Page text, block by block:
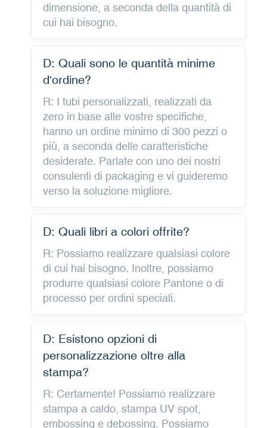
dimensione, a seconda della quantità di
cui hai bisogno.
D: Quali sono le quantità minime
d'ordine?
R: I tubi personalizzati, realizzati da
zero in base alle vostre specifiche,
hanno un ordine minimo di 300 pezzi o
più, a seconda delle caratteristiche
desiderate. Parlate con uno dei nostri
consulenti di packaging e vi guideremo
verso la soluzione migliore.
D: Quali libri a colori offrite?
R: Possiamo realizzare qualsiasi colore
di cui hai bisogno. Inoltre, possiamo
produrre qualsiasi colore Pantone o di
processo per ordini speciali.
D: Esistono opzioni di
personalizzazione oltre alla
stampa?
R: Certamente! Possiamo realizzare
stampa a caldo, stampa UV spot,
embossing e debossing. Possiamo